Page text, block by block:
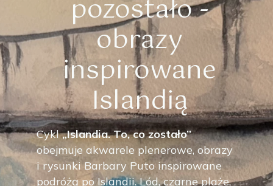
pozostało -
obrazy
inspirowane
Islandią
Cykl„Islandia. To, co zostało”
obejmuje akwarele plenerowe, obrazy
i rysunki Barbary Puto inspirowane
podróżą po Islandii. Lód, czarne plaże,